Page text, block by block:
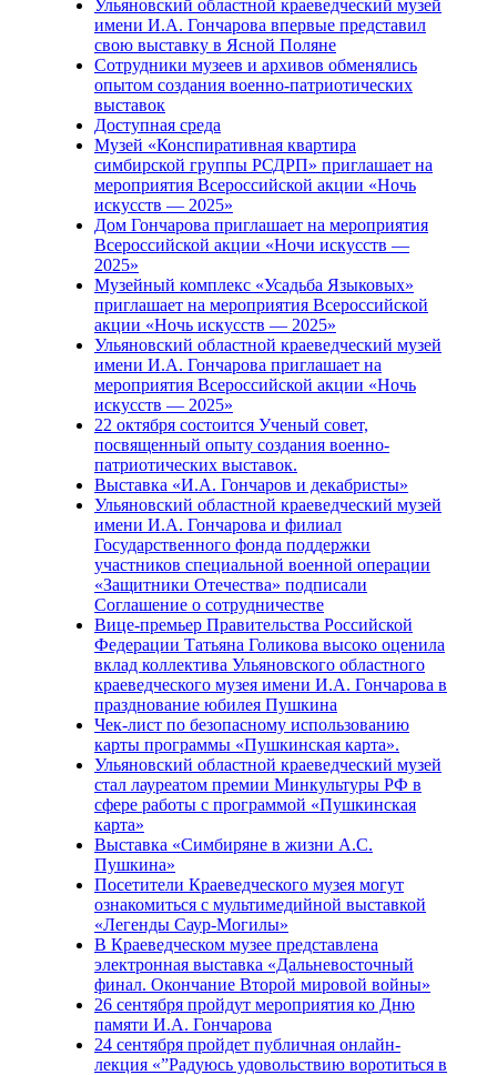
Ульяновский областной краеведческий музей
имени И.А. Гончарова впервые представил
свою выставку в Ясной Поляне
Сотрудники музеев и архивов обменялись
опытом создания военно-патриотических
выставок
Доступная среда
Музей «Конспиративная квартира
симбирской группы РСДРП» приглашает на
мероприятия Всероссийской акции «Ночь
искусств — 2025»
Дом Гончарова приглашает на мероприятия
Всероссийской акции «Ночи искусств —
2025»
Музейный комплекс «Усадьба Языковых»
приглашает на мероприятия Всероссийской
акции «Ночь искусств — 2025»
Ульяновский областной краеведческий музей
имени И.А. Гончарова приглашает на
мероприятия Всероссийской акции «Ночь
искусств — 2025»
22 октября состоится Ученый совет,
посвященный опыту создания военно-
патриотических выставок.
Выставка «И.А. Гончаров и декабристы»
Ульяновский областной краеведческий музей
имени И.А. Гончарова и филиал
Государственного фонда поддержки
участников специальной военной операции
«Защитники Отечества» подписали
Соглашение о сотрудничестве
Вице-премьер Правительства Российской
Федерации Татьяна Голикова высоко оценила
вклад коллектива Ульяновского областного
краеведческого музея имени И.А. Гончарова в
празднование юбилея Пушкина
Чек-лист по безопасному использованию
карты программы «Пушкинская карта».
Ульяновский областной краеведческий музей
стал лауреатом премии Минкультуры РФ в
сфере работы с программой «Пушкинская
карта»
Выставка «Симбиряне в жизни А.С.
Пушкина»
Посетители Краеведческого музея могут
ознакомиться с мультимедийной выставкой
«Легенды Саур-Могилы»
В Краеведческом музее представлена
электронная выставка «Дальневосточный
финал. Окончание Второй мировой войны»
26 сентября пройдут мероприятия ко Дню
памяти И.А. Гончарова
24 сентября пройдет публичная онлайн-
лекция «”Радуюсь удовольствию воротиться в